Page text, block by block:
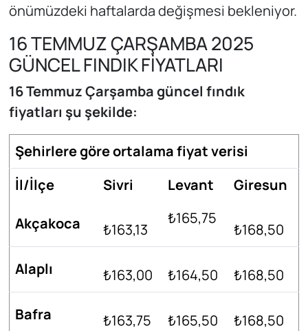
önümüzdeki haftalarda değişmesi bekleniyor.
16 TEMMUZ ÇARŞAMBA 2025
GÜNCEL FINDIK FİYATLARI
16 Temmuz Çarşamba güncel fındık
fiyatları şu şekilde:
Şehirlere göre ortalama fiyat verisi
İl/İlçe
Sivri Levant Giresun
Akçakoca ₺163,13
₺165,75
₺168,50
Alaplı ₺163,00 ₺164,50 ₺168,50
Bafra ₺163,75 ₺165,50 ₺168,50